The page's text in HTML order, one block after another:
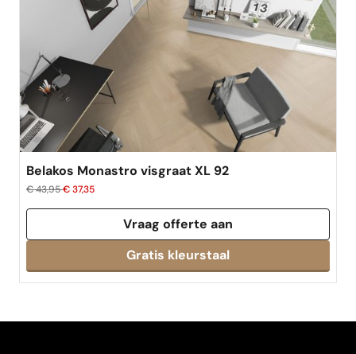
Belakos Monastro visgraat XL 92
€ 43,95€ 37,35
Vraag offerte aan